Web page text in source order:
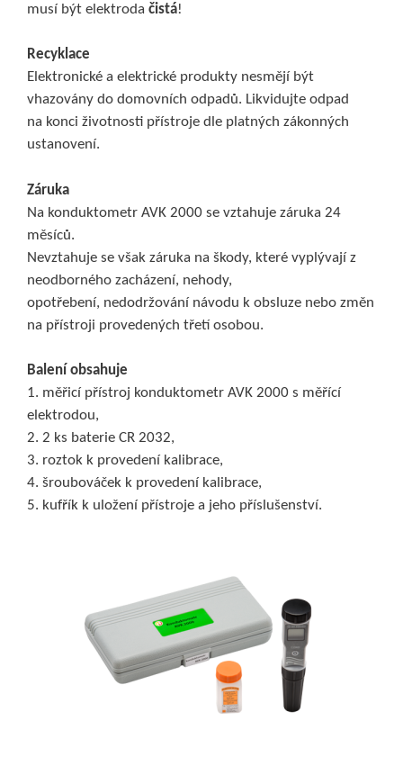
musí být elektroda čistá!
Recyklace
Elektronické a elektrické produkty nesmějí být
vhazovány do domovních odpadů. Likvidujte odpad
na konci životnosti přístroje dle platných zákonných
ustanovení.
Záruka
Na konduktometr AVK 2000 se vztahuje záruka 24
měsíců.
Nevztahuje se však záruka na škody, které vyplývají z
neodborného zacházení, nehody,
opotřebení, nedodržování návodu k obsluze nebo změn
na přístroji provedených třetí osobou.
Balení obsahuje
1. měřicí přístroj konduktometr AVK 2000 s měřící
elektrodou,
2. 2 ks baterie CR 2032,
3. roztok k provedení kalibrace,
4. šroubováček k provedení kalibrace,
5. kufřík k uložení přístroje a jeho příslušenství.